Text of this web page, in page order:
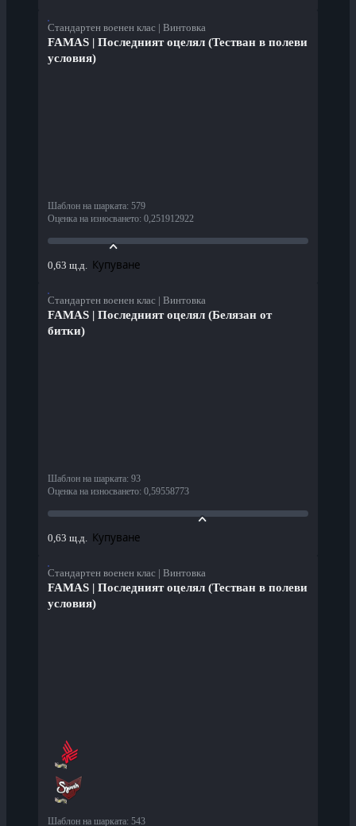
Стандартен военен клас | Винтовка
FAMAS | Последният оцелял (Тестван в полеви
условия)
Шаблон на шарката: 579
Оценка на износването: 0,251912922
0,63 щ.д. Купуване
Стандартен военен клас | Винтовка
FAMAS | Последният оцелял (Белязан от
битки)
Шаблон на шарката: 93
Оценка на износването: 0,59558773
0,63 щ.д. Купуване
Стандартен военен клас | Винтовка
FAMAS | Последният оцелял (Тестван в полеви
условия)
Шаблон на шарката: 543